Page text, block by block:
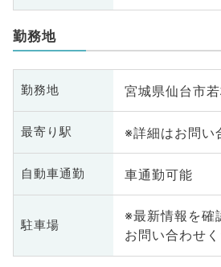
勤務地
勤務地 宮城県仙台市
最寄り駅 ※詳細はお問い
自動車通勤 車通勤可能
駐車場
※最新情報を確
お問い合わせ